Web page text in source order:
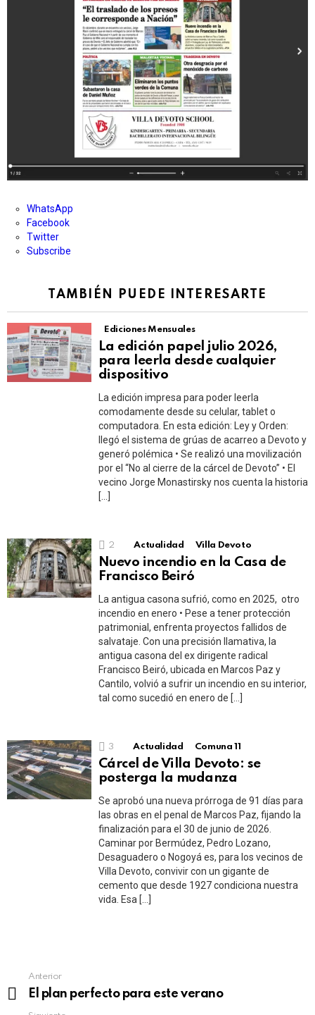
WhatsApp
Facebook
Twitter
Subscribe
TAMBIÉN PUEDE INTERESARTE
Ediciones Mensuales
La edición papel julio 2026,
para leerla desde cualquier
dispositivo
La edición impresa para poder leerla
comodamente desde su celular, tablet o
computadora. En esta edición: Ley y Orden:
llegó el sistema de grúas de acarreo a Devoto y
generó polémica • Se realizó una movilización
por el “No al cierre de la cárcel de Devoto” • El
vecino Jorge Monastirsky nos cuenta la historia
[…]
2 Actualidad Villa Devoto
Nuevo incendio en la Casa de
Francisco Beiró
La antigua casona sufrió, como en 2025, otro
incendio en enero • Pese a tener protección
patrimonial, enfrenta proyectos fallidos de
salvataje. Con una precisión llamativa, la
antigua casona del ex dirigente radical
Francisco Beiró, ubicada en Marcos Paz y
Cantilo, volvió a sufrir un incendio en su interior,
tal como sucedió en enero de […]
3 Actualidad Comuna 11
Cárcel de Villa Devoto: se
posterga la mudanza
Se aprobó una nueva prórroga de 91 días para
las obras en el penal de Marcos Paz, fijando la
finalización para el 30 de junio de 2026.
Caminar por Bermúdez, Pedro Lozano,
Desaguadero o Nogoyá es, para los vecinos de
Villa Devoto, convivir con un gigante de
cemento que desde 1927 condiciona nuestra
vida. Esa […]
more
Anterior
El plan perfecto para este verano